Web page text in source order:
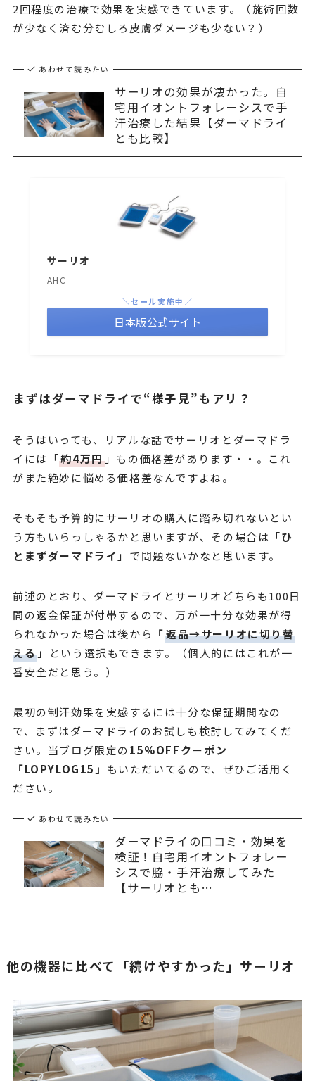
2回程度の治療で効果を実感できています。（施術回数
が少なく済む分むしろ皮膚ダメージも少ない？）
あわせて読みたい
サーリオの効果が凄かった。自
宅用イオントフォレーシスで手
汗治療した結果【ダーマドライ
とも比較】
サーリオ
AHC
＼セール実施中／
日本版公式サイト
まずはダーマドライで“様子見”もアリ？
そうはいっても、リアルな話でサーリオとダーマドラ
イには「約4万円」もの価格差があります・・。これ
がまた絶妙に悩める価格差なんですよね。
そもそも予算的にサーリオの購入に踏み切れないとい
う方もいらっしゃるかと思いますが、その場合は「ひ
とまずダーマドライ 」で問題ないかなと思います。
前述のとおり、ダーマドライとサーリオどちらも100日
間の返金保証が付帯するので、万が一十分な効果が得
られなかった場合は後から 「返品→サーリオに切り替
える 」
という選択もできます。（個人的にはこれが一
番安全だと思う。）
最初の制汗効果を実感するには十分な保証期間なの
で、まずはダーマドライのお試しも検討してみてくだ
さい。当ブログ限定の15%OFFクーポン
「LOPYLOG15」 もいただいてるので、ぜひご活用く
ださい。
あわせて読みたい
ダーマドライの口コミ・効果を
検証！自宅用イオントフォレー
シスで脇・手汗治療してみた
【サーリオとも…
他の機器に比べて「続けやすかった」サーリオ